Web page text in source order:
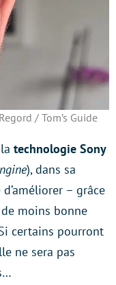
/ Tom’s Guide
technologie Sony
), dans sa
– grâce
moins bonne
certains pourront
ne sera pas